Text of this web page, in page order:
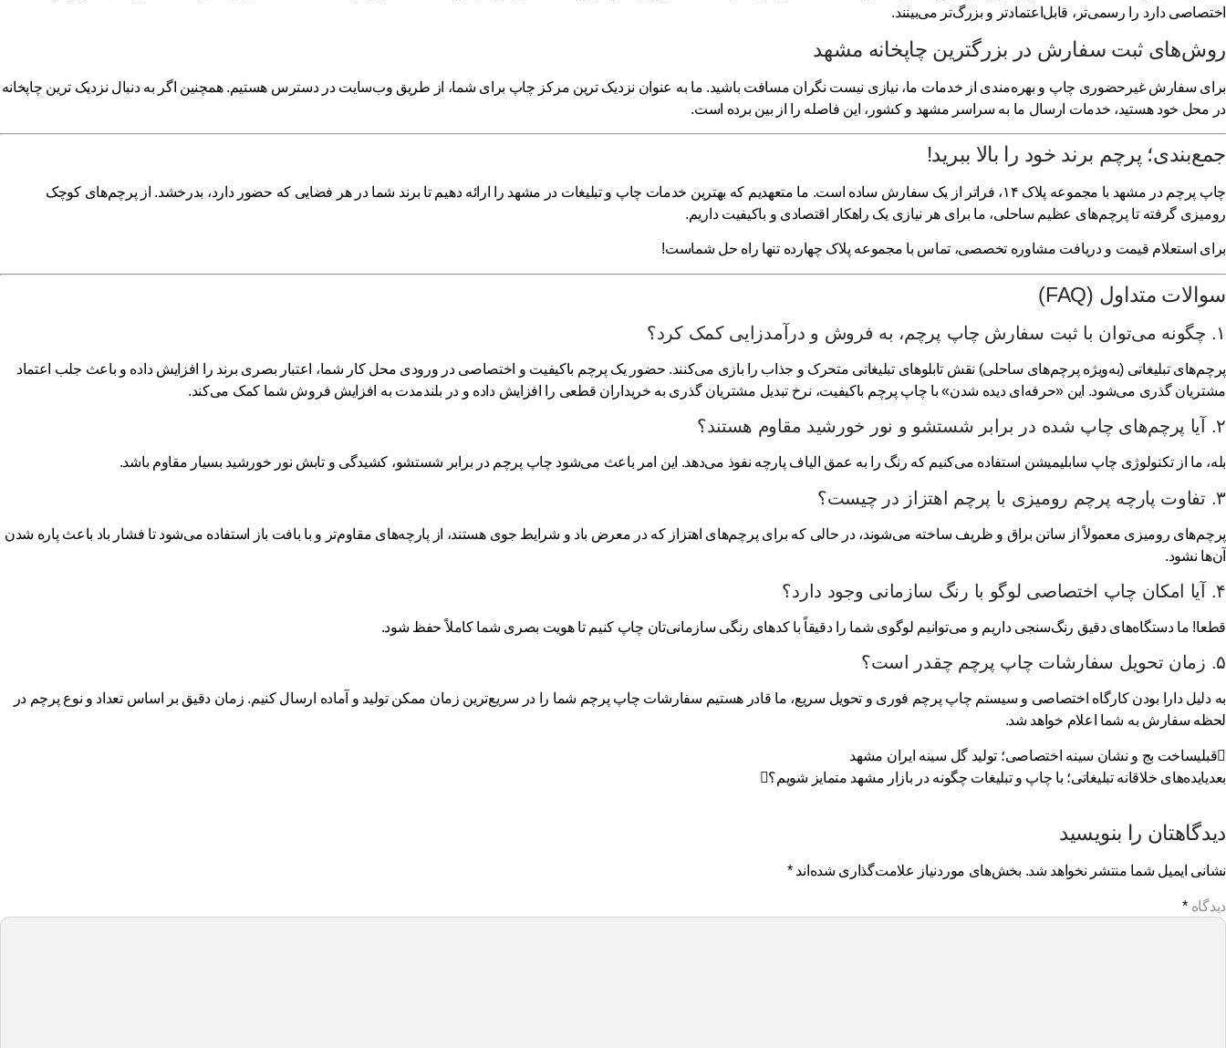
اختصاصی دارد را رسمی‌تر، قابل‌اعتمادتر و بزرگ‌تر می‌بینند.
روش‌های ثبت سفارش در بزرگترین چاپخانه مشهد
برای سفارش غیرحضوری چاپ و بهره‌مندی از خدمات ما، نیازی نیست نگران مسافت باشید. ما به عنوان نزدیک ترین مرکز چاپ برای شما، از طریق وب‌سایت در دسترس هستیم. همچنین اگر به دنبال نزدیک ترین چاپخانه
در محل خود هستید، خدمات ارسال ما به سراسر مشهد و کشور، این فاصله را از بین برده است.
جمع‌بندی؛ پرچم برند خود را بالا ببرید!
چاپ پرچم در مشهد با مجموعه پلاک ۱۴، فراتر از یک سفارش ساده است. ما متعهدیم که بهترین خدمات چاپ و تبلیغات در مشهد را ارائه دهیم تا برند شما در هر فضایی که حضور دارد، بدرخشد. از پرچم‌های کوچک
رومیزی گرفته تا پرچم‌های عظیم ساحلی، ما برای هر نیازی یک راهکار اقتصادی و باکیفیت داریم.
برای استعلام قیمت و دریافت مشاوره تخصصی، تماس با مجموعه پلاک چهارده تنها راه حل شماست!
سوالات متداول (FAQ)
۱. چگونه می‌توان با ثبت سفارش چاپ پرچم، به فروش و درآمدزایی کمک کرد؟
پرچم‌های تبلیغاتی (به‌ویژه پرچم‌های ساحلی) نقش تابلوهای تبلیغاتی متحرک و جذاب را بازی می‌کنند. حضور یک پرچم باکیفیت و اختصاصی در ورودی محل کار شما، اعتبار بصری برند را افزایش داده و باعث جلب اعتماد
مشتریان گذری می‌شود. این «حرفه‌ای دیده شدن» با چاپ پرچم باکیفیت، نرخ تبدیل مشتریان گذری به خریداران قطعی را افزایش داده و در بلندمدت به افزایش فروش شما کمک می‌کند.
۲. آیا پرچم‌های چاپ شده در برابر شستشو و نور خورشید مقاوم هستند؟
بله، ما از تکنولوژی چاپ سابلیمیشن استفاده می‌کنیم که رنگ را به عمق الیاف پارچه نفوذ می‌دهد. این امر باعث می‌شود چاپ پرچم در برابر شستشو، کشیدگی و تابش نور خورشید بسیار مقاوم باشد.
۳. تفاوت پارچه پرچم رومیزی با پرچم اهتزاز در چیست؟
پرچم‌های رومیزی معمولاً از ساتن براق و ظریف ساخته می‌شوند، در حالی که برای پرچم‌های اهتزاز که در معرض باد و شرایط جوی هستند، از پارچه‌های مقاوم‌تر و با بافت باز استفاده می‌شود تا فشار باد باعث پاره شدن
آن‌ها نشود.
۴. آیا امکان چاپ اختصاصی لوگو با رنگ سازمانی وجود دارد؟
قطعا! ما دستگاه‌های دقیق رنگ‌سنجی داریم و می‌توانیم لوگوی شما را دقیقاً با کدهای رنگی سازمانی‌تان چاپ کنیم تا هویت بصری شما کاملاً حفظ شود.
۵. زمان تحویل سفارشات چاپ پرچم چقدر است؟
به دلیل دارا بودن کارگاه اختصاصی و سیستم چاپ پرچم فوری و تحویل سریع، ما قادر هستیم سفارشات چاپ پرچم شما را در سریع‌ترین زمان ممکن تولید و آماده ارسال کنیم. زمان دقیق بر اساس تعداد و نوع پرچم در
لحظه سفارش به شما اعلام خواهد شد.
قبلیساخت بج و نشان سینه اختصاصی؛ تولید گل سینه ایران مشهد
بعدیایده‌های خلاقانه تبلیغاتی؛ با چاپ و تبلیغات چگونه در بازار مشهد متمایز شویم؟
دیدگاهتان را بنویسید
نشانی ایمیل شما منتشر نخواهد شد. بخش‌های موردنیاز علامت‌گذاری شده‌اند*
دیدگاه *